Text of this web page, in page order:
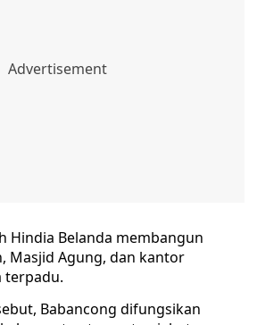
Hindia Belanda membangun
Masjid Agung, dan kantor
terpadu.
Babancong difungsikan